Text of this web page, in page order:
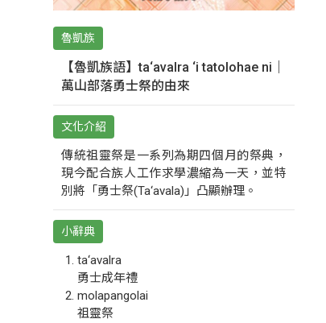
魯凱族
【魯凱族語】ta‘avalra ‘i tatolohae ni｜
萬山部落勇士祭的由來
文化介紹
傳統祖靈祭是一系列為期四個月的祭典，
現今配合族人工作求學濃縮為一天，並特
別將「勇士祭(Ta‘avala)」凸顯辦理。
小辭典
ta‘avalra
勇士成年禮
molapangolai
祖靈祭